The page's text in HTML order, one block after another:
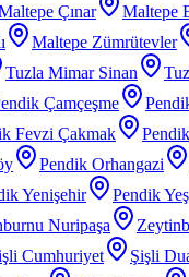
Çınar Maltepe
Maltepe Zümrütevler
Tuzla Mimar Sinan
Çamçeşme
Fevzi Çakmak
Pendik Orhangazi
Yenişehir Pendik
Nuripaşa
Cumhuriyet Şişli